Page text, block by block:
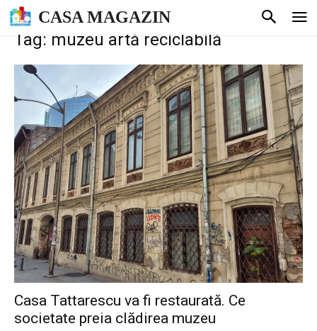
CASA MAGAZIN
Tag: muzeu artă reciclabilă
Casa Tattarescu va fi restaurată. Ce
societate preia clădirea muzeu